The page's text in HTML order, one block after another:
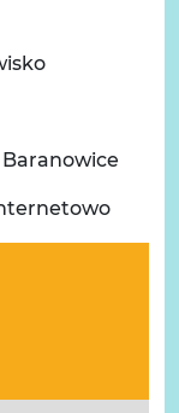
Baranowice